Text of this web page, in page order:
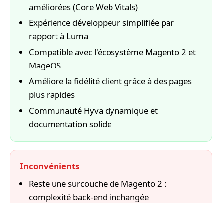
améliorées (Core Web Vitals)
Expérience développeur simplifiée par
rapport à Luma
Compatible avec l'écosystème Magento 2 et
MageOS
Améliore la fidélité client grâce à des pages
plus rapides
Communauté Hyva dynamique et
documentation solide
Inconvénients
Reste une surcouche de Magento 2 :
complexité back-end inchangée